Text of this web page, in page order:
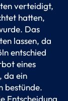
verteidigt,
hatten,
Das
lassen, da
entschied
eines
da ein
bestünde.